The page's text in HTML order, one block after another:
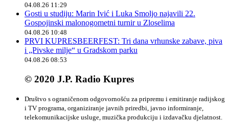
04.08.26 11:29
Gosti u studiju: Marin Ivić i Luka Smoljo najavili 22.
Gospojinski malonogometni turnir u Zloselima
04.08.26 10:48
PRVI KUPRESBEERFEST: Tri dana vrhunske zabave, piva
i „Pivske milje“ u Gradskom parku
04.08.26 08:53
© 2020 J.P. Radio Kupres
Društvo s ograničenom odgovornošću za pripremu i emitiranje radijskog
i TV programa, organiziranje javnih priredbi, javno informiranje,
telekomunikacijske usluge, muzička produkciju i izdavačku djelatnost.